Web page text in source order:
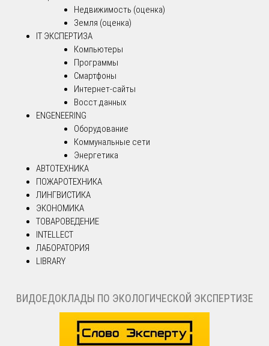
Недвижимость (оценка)
Земля (оценка)
IT ЭКСПЕРТИЗА
Компьютеры
Программы
Смартфоны
Интернет-сайты
Восст.данных
ENGENEERING
Оборудование
Коммунальные сети
Энергетика
АВТОТЕХНИКА
ПОЖАРОТЕХНИКА
ЛИНГВИСТИКА
ЭКОНОМИКА
ТОВАРОВЕДЕНИЕ
INTELLECT
ЛАБОРАТОРИЯ
LIBRARY
ВИДОЕДОКЛАДЫ ПО ЭКОЛОГИЧЕСКОЙ ЭКСПЕРТИЗЕ